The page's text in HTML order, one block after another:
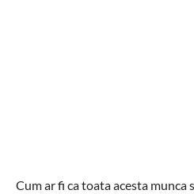
Cum ar fi ca toata acesta munca